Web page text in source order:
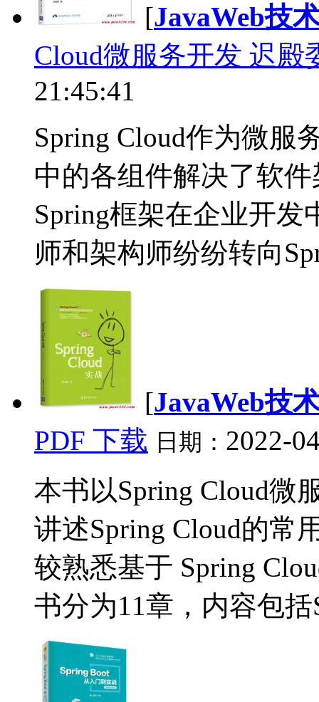
[JavaWeb技
Cloud微服务开发 迟殿
21:45:41
Spring Cloud作为微服
中的各组件解决了软
Spring框架在企业开
师和架构师纷纷转向
[JavaWeb技
PDF 下载 日期： 2022-
本书以Spring Cloud微
讲述Spring Cloud的常
较熟悉基于 Spring
书分为11章，内容包